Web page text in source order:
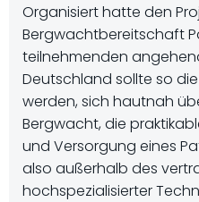
Organisiert hatte den
Bergwachtbereitschaft
teilnehmenden
Deutschland sollte so
werden, sich hautnah
Bergwacht, die
und Versorgung eines
also außerhalb des
hochspezialisierter